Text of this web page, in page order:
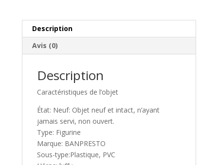
DXF
GRANDLINE
BANPRESTO
v
Description
Avis (0)
Description
Caractéristiques de l’objet
État: Neuf: Objet neuf et intact, n’ayant
jamais servi, non ouvert.
Type: Figurine
Marque: BANPRESTO
Sous-type:Plastique, PVC